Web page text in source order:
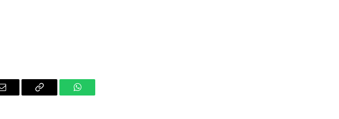
Email
Copy
WhatsApp